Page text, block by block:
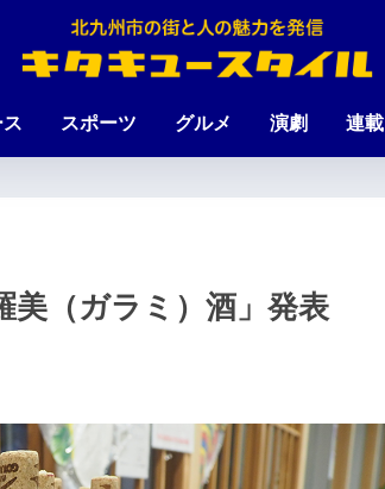
スポーツ グルメ 演劇 連載
美（ガラミ）酒」発表